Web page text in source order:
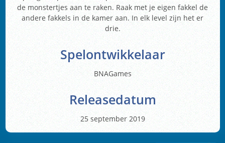
de monstertjes aan te raken. Raak met je eigen fakkel de
andere fakkels in de kamer aan. In elk level zijn het er
drie.
Spelontwikkelaar
BNAGames
Releasedatum
25 september 2019